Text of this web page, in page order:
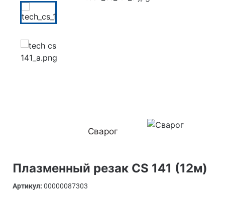
Сварог
Плазменный резак CS 141 (12м)
Артикул: 00000087303